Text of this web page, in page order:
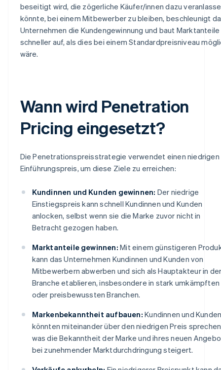
beseitigt wird, die zögerliche Käufer/innen dazu
könnte, bei einem Mitbewerber zu bleiben, beschleunigt
Unternehmen die Kundengewinnung und baut Marktanteile
schneller auf, als dies bei einem Standardpreisniveau
wäre.
Wann wird Penetration
Pricing eingesetzt?
Die Penetrationspreisstrategie verwendet einen niedrigen
Einführungspreis, um diese Ziele zu erreichen:
Kundinnen und Kunden gewinnen: Der niedrige
Einstiegspreis kann schnell Kundinnen und Kunden
anlocken, selbst wenn sie die Marke zuvor nicht in
Betracht gezogen haben.
Marktanteile gewinnen: Mit einem günstigeren
kann das Unternehmen Kundinnen und Kunden von
Mitbewerbern abwerben und sich als Hauptakteur in
Branche etablieren, insbesondere in stark umkämpften
oder preisbewussten Branchen.
Markenbekanntheit aufbauen: Kundinnen und
könnten miteinander über den niedrigen Preis
was die Bekanntheit der Marke und ihres neuen
bei zunehmender Marktdurchdringung steigert.